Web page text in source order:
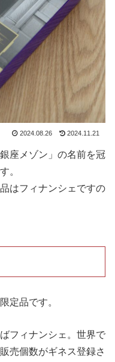
2024.08.26 2024.11.21
座メゾン」の名前を冠
。
はフィナンシェですの
定品です。
フィナンシェ。世界で
売個数がギネス登録さ